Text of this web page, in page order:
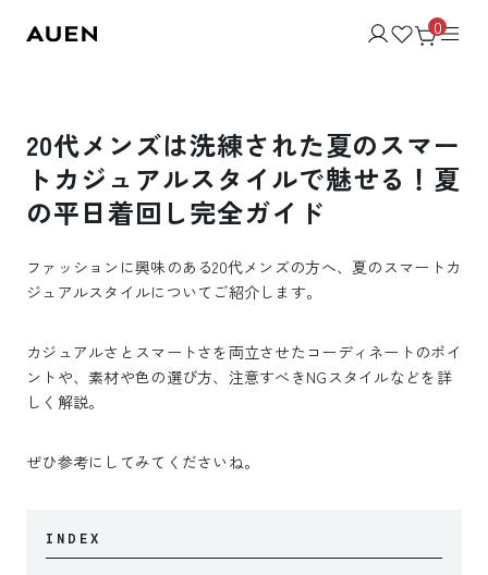
0
20代メンズは洗練された夏のスマー
トカジュアルスタイルで魅せる！夏
の平日着回し完全ガイド
ファッションに興味のある20代メンズの方へ、夏のスマートカ
ジュアルスタイルについてご紹介します。
カジュアルさとスマートさを両立させたコーディネートのポイ
ントや、素材や色の選び方、注意すべきNGスタイルなどを詳
しく解説。
ぜひ参考にしてみてくださいね。
INDEX